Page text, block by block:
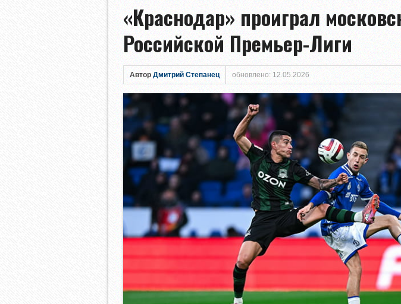
«Краснодар» проиграл
Российской Премьер-Лиги
Автор Дмитрий Степанец обновлено: 12.05.2026